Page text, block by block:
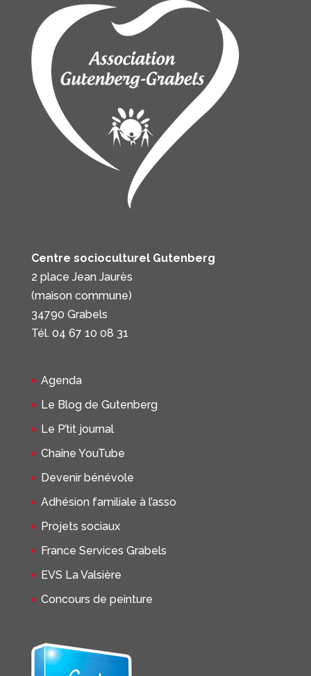
Centre socioculturel Gutenberg
2 place Jean Jaurès
(maison commune)
34790 Grabels
Tél. 04 67 10 08 31
Agenda
Le Blog de Gutenberg
Le P’tit journal
Chaîne YouTube
Devenir bénévole
Adhésion familiale à l’asso
Projets sociaux
France Services Grabels
EVS La Valsière
Concours de peinture